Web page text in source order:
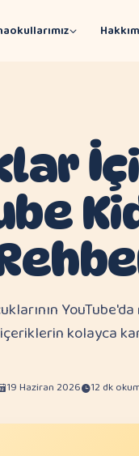
kolayca
19 Haziran 2026 12 dk